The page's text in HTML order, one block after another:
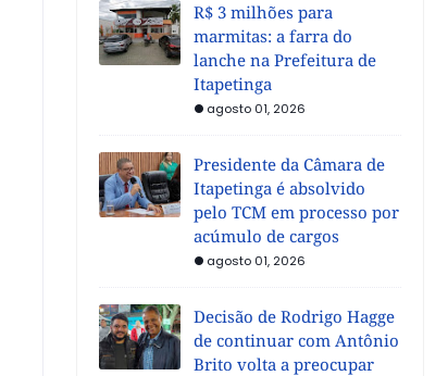
R$ 3 milhões para
marmitas: a farra do
lanche na Prefeitura de
Itapetinga
agosto 01, 2026
Presidente da Câmara de
Itapetinga é absolvido
pelo TCM em processo por
acúmulo de cargos
agosto 01, 2026
Decisão de Rodrigo Hagge
de continuar com Antônio
Brito volta a preocupar